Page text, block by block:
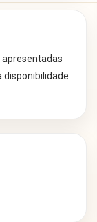
disponibilidade